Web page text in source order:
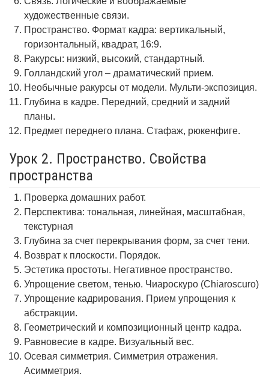
художественные связи.
Пространство. Формат кадра: вертикальный,
горизонтальный, квадрат, 16:9.
Ракурсы: низкий, высокий, стандартный.
Голландский угол – драматический прием.
Необычные ракурсы от модели. Мульти-экспозиция.
Глубина в кадре. Передний, средний и задний
планы.
Предмет переднего плана. Стафаж, рюкенфиге.
Урок 2. Пространство. Свойства
пространства
Проверка домашних работ.
Перспектива: тональная, линейная, масштабная,
текстурная
Глубина за счет перекрывания форм, за счет тени.
Возврат к плоскости. Порядок.
Эстетика простоты. Негативное пространство.
Упрощение светом, тенью. Чиароскуро (Chiaroscuro)
Упрощение кадрирования. Прием упрощения к
абстракции.
Геометрический и композиционный центр кадра.
Равновесие в кадре. Визуальный вес.
Осевая симметрия. Симметрия отражения.
Асимметрия.